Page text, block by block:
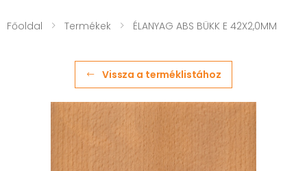
Főoldal Termékek ÉLANYAG ABS BÜKK E 42X2,0MM
Vissza a terméklistához